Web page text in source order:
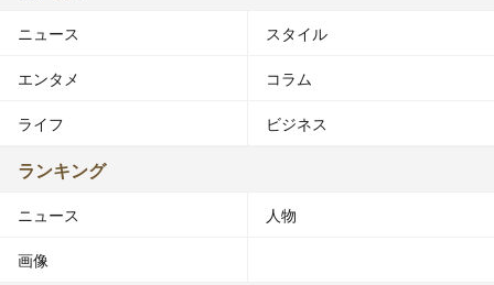
ニュース スタイル
エンタメ コラム
ライフ ビジネス
ランキング
ニュース 人物
画像